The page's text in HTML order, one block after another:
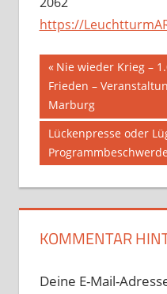
https://
Vorheriger
Beitrag:
Nie wieder Krieg –
Frieden –
Marburg
Nächster
Beitrag:
Lückenpresse oder
KOMMENTAR
Deine E-Mail-